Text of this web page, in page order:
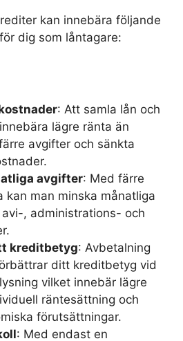
kan innebära följande
dig som låntagare:
: Att samla lån och
lägre ränta än
avgifter och sänkta
avgifter: Med färre
kan man minska månatliga
, administrations- och
kreditbetyg: Avbetalning
ditt kreditbetyg vid
vilket innebär lägre
räntesättning och
förutsättningar.
: Med endast en